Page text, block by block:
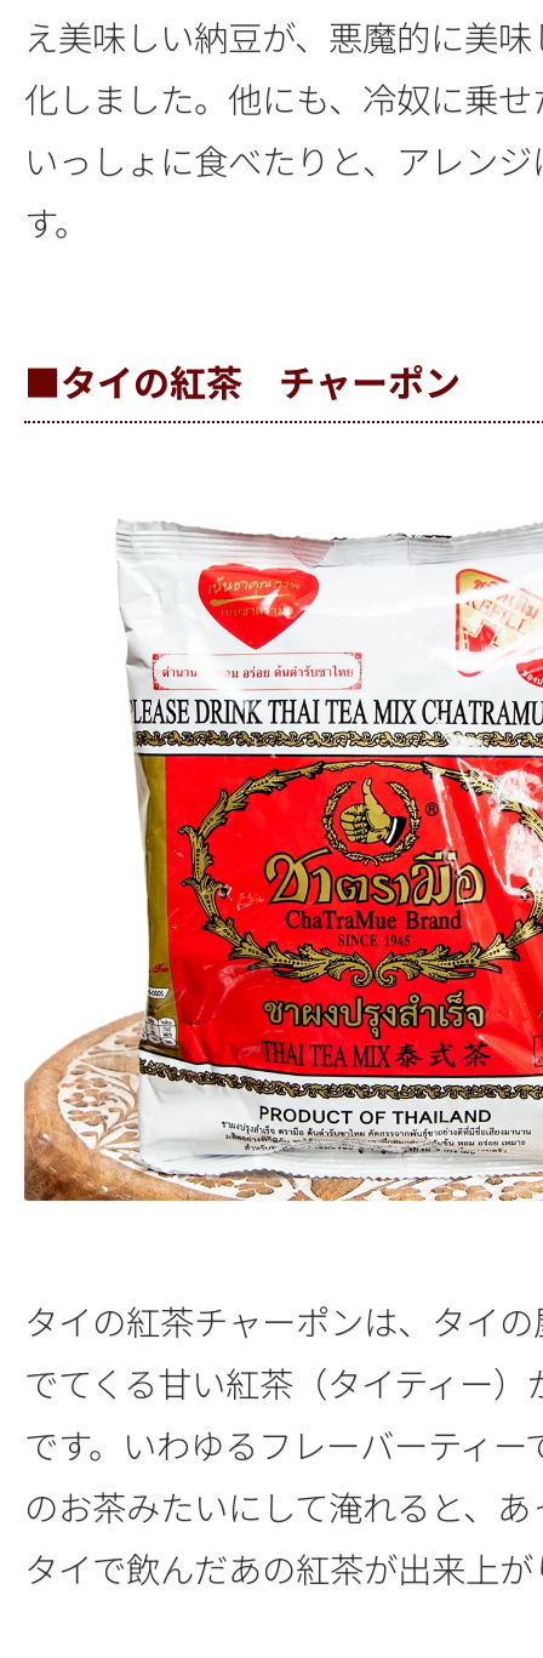
え美味しい納豆が、悪魔的に美
化しました。他にも、冷奴に乗
いっしょに食べたりと、アレン
す。
■タイの紅茶 チャーポン
タイの紅茶チャーポンは、タイ
でてくる甘い紅茶（タイティー
です。いわゆるフレーバーティー
のお茶みたいにして淹れると、
タイで飲んだあの紅茶が出来上